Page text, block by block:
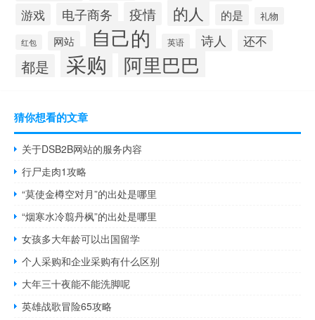
游戏 电子商务 疫情 的人 的是 礼物
红包 网站 自己的 英语 诗人 还不
都是 采购 阿里巴巴
猜你想看的文章
关于DSB2B网站的服务内容
行尸走肉1攻略
“莫使金樽空对月”的出处是哪里
“烟寒水冷翦丹枫”的出处是哪里
女孩多大年龄可以出国留学
个人采购和企业采购有什么区别
大年三十夜能不能洗脚呢
英雄战歌冒险65攻略